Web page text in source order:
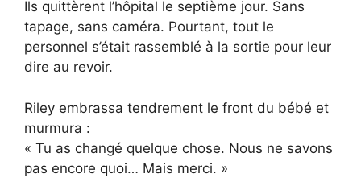
Ils quittèrent l’hôpital le septième jour. Sans
tapage, sans caméra. Pourtant, tout le
personnel s’était rassemblé à la sortie pour leur
dire au revoir.
Riley embrassa tendrement le front du bébé et
murmura :
« Tu as changé quelque chose. Nous ne savons
pas encore quoi… Mais merci. »